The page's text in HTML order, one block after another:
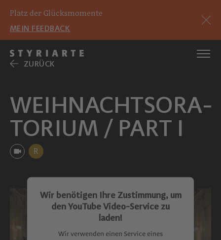
Platz der Glücksmomente
MEIN FEEDBACK
ZURÜCK
WEIHNACHTSORA­
TORIUM / PART I
R
Wir benötigen Ihre Zustimmung, um
den YouTube Video-Service zu
laden!
Wir verwenden einen Service eines